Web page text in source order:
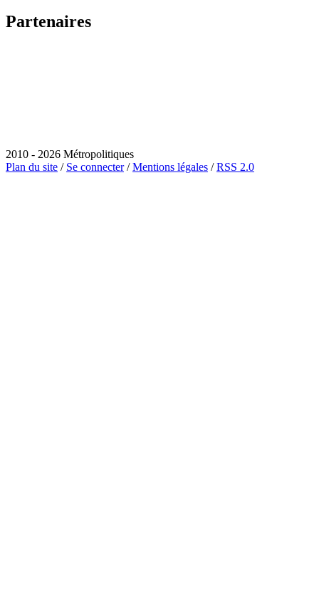
Partenaires
2010 - 2026 Métropolitiques
Plan du site / Se connecter/Mentions légales /RSS 2.0